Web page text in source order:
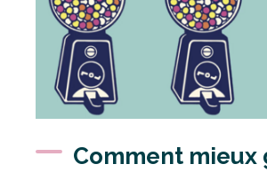
Comment mieux